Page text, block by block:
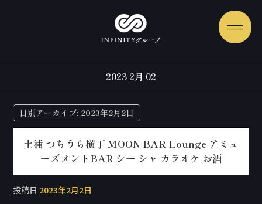
2023 2月 02
日別アーカイブ: 2023年2月2日
土浦 つちうら横丁 MOON BAR Lounge アミュ
ーズメントBAR シー シャ カラオケ お酒
投稿日 2023年2月2日